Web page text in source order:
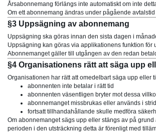
Årsabonnemang förlängs inte automatiskt om inte
Om ett abonnemang ändras under pågående
§3 Uppsägning av abonnemang
Uppsägning ska göras innan den sista dagen i
Uppsägning kan göras via applikationens funktion för
Abonnemanget gäller till utgången av den redan
§4 Organisationens rätt att säga upp
Organisationen har rätt att omedelbart säga upp eller
abonnenten inte betalar i rätt tid
abonnenten väsentligen bryter mot dessa
abonnemanget missbrukas eller används i
fortsatt tillhandahållande skulle medföra
Om abonnemanget sägs upp eller stängs av på
perioden i den utsträckning detta är förenligt med